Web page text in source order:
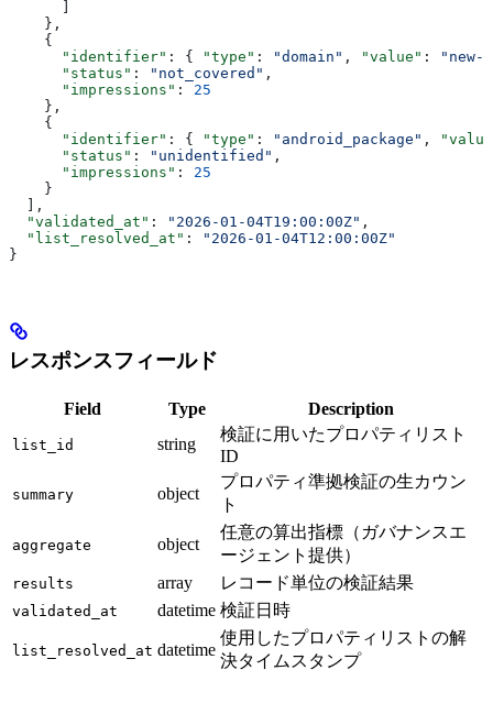
    },
    {
      "identifier"
: { "type" : "domain" , "value" :
"new-
      "status"
: "not_covered" ,
      "impressions"
: 25
    },
    {
      "identifier"
: { "type" : "android_package" ,
      "status"
: "unidentified" ,
      "impressions"
: 25
    }
  ],
  "validated_at"
: "2026-01-04T19:00:00Z" ,
  "list_resolved_at"
:
"2026-01-04T12:00:00Z"
}
レスポンスフィールド
Field Type Description
list_id string
検証に用いたプロパティリスト
ID
summary object
プロパティ準拠検証の生カウン
ト
aggregate object
任意の算出指標（ガバナンスエ
ージェント提供）
results array レコード単位の検証結果
validated_at datetime 検証日時
list_resolved_at datetime
使用したプロパティリストの解
決タイムスタンプ